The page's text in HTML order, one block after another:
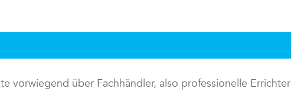
vorwiegend über Fachhändler, also professionelle Errichter